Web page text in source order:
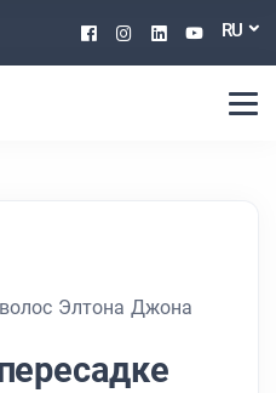
Facebook
Instagram
Linkedin
RU
Элтона Джона